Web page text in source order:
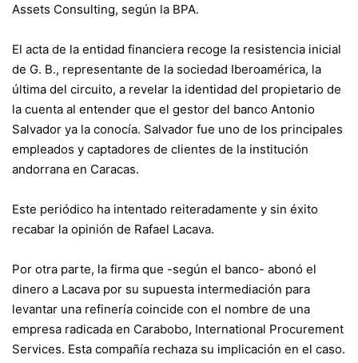
Assets Consulting, según la BPA.
El acta de la entidad financiera recoge la resistencia inicial
de G. B., representante de la sociedad Iberoamérica, la
última del circuito, a revelar la identidad del propietario de
la cuenta al entender que el gestor del banco Antonio
Salvador ya la conocía. Salvador fue uno de los principales
empleados y captadores de clientes de la institución
andorrana en Caracas.
Este periódico ha intentado reiteradamente y sin éxito
recabar la opinión de Rafael Lacava.
Por otra parte, la firma que -según el banco- abonó el
dinero a Lacava por su supuesta intermediación para
levantar una refinería coincide con el nombre de una
empresa radicada en Carabobo, International Procurement
Services. Esta compañía rechaza su implicación en el caso.